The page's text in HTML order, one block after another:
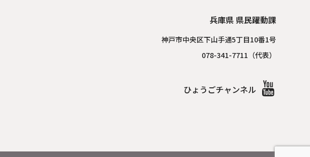
兵庫県 県民躍動課
神戸市中央区下山手通5丁目10番1号
078-341-7711（代表）
ひょうごチャンネル